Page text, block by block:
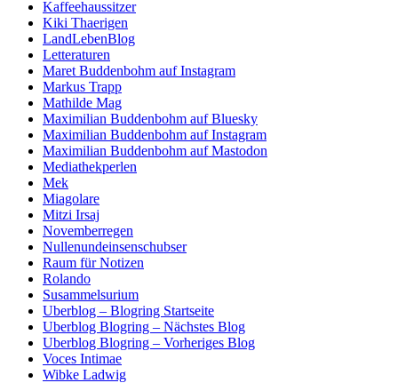
Kaffeehaussitzer
Kiki Thaerigen
LandLebenBlog
Letteraturen
Maret Buddenbohm auf Instagram
Markus Trapp
Mathilde Mag
Maximilian Buddenbohm auf Bluesky
Maximilian Buddenbohm auf Instagram
Maximilian Buddenbohm auf Mastodon
Mediathekperlen
Mek
Miagolare
Mitzi Irsaj
Novemberregen
Nullenundeinsenschubser
Raum für Notizen
Rolando
Susammelsurium
Uberblog – Blogring Startseite
Uberblog Blogring – Nächstes Blog
Uberblog Blogring – Vorheriges Blog
Voces Intimae
Wibke Ladwig